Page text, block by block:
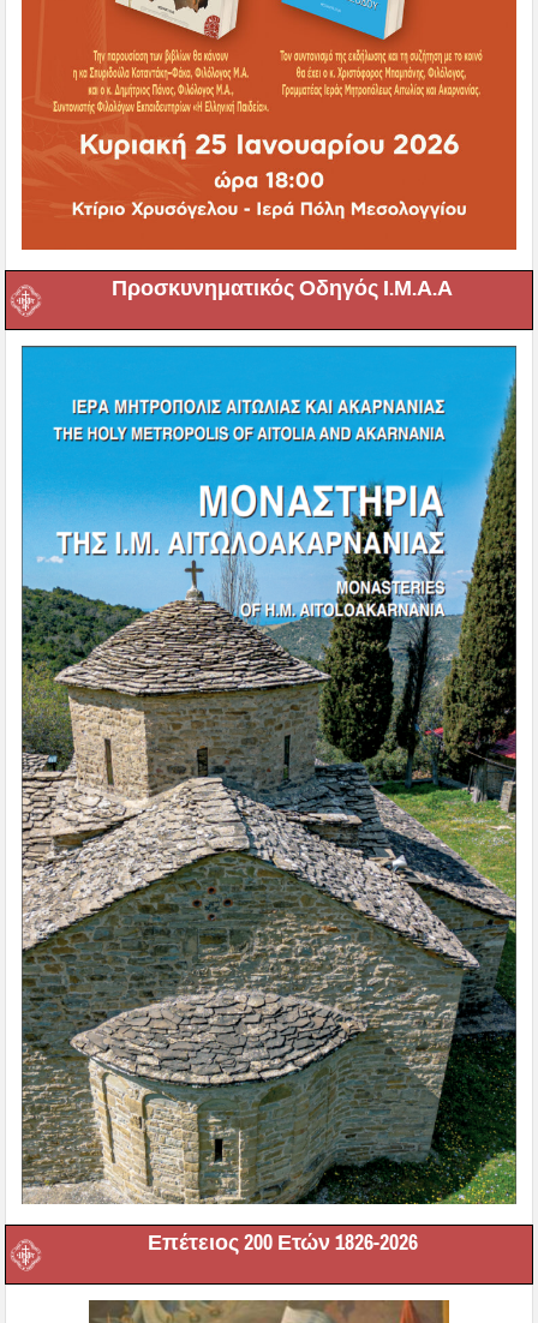
Προσκυνηματικός Οδηγός Ι.Μ.Α.Α
Επέτειος 200 Ετών 1826-2026